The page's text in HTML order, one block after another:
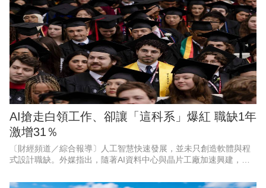
AI搶走白領工作、卻讓「這科系」爆紅 職缺1年
激增31％
〔財經頻道／綜合報導〕人工智慧快速發展，並未只創造軟體與程
式設計職缺。外媒指出，隨著AI資料中心與晶片工廠加速興建，能
以目前職缺成長最快的3個